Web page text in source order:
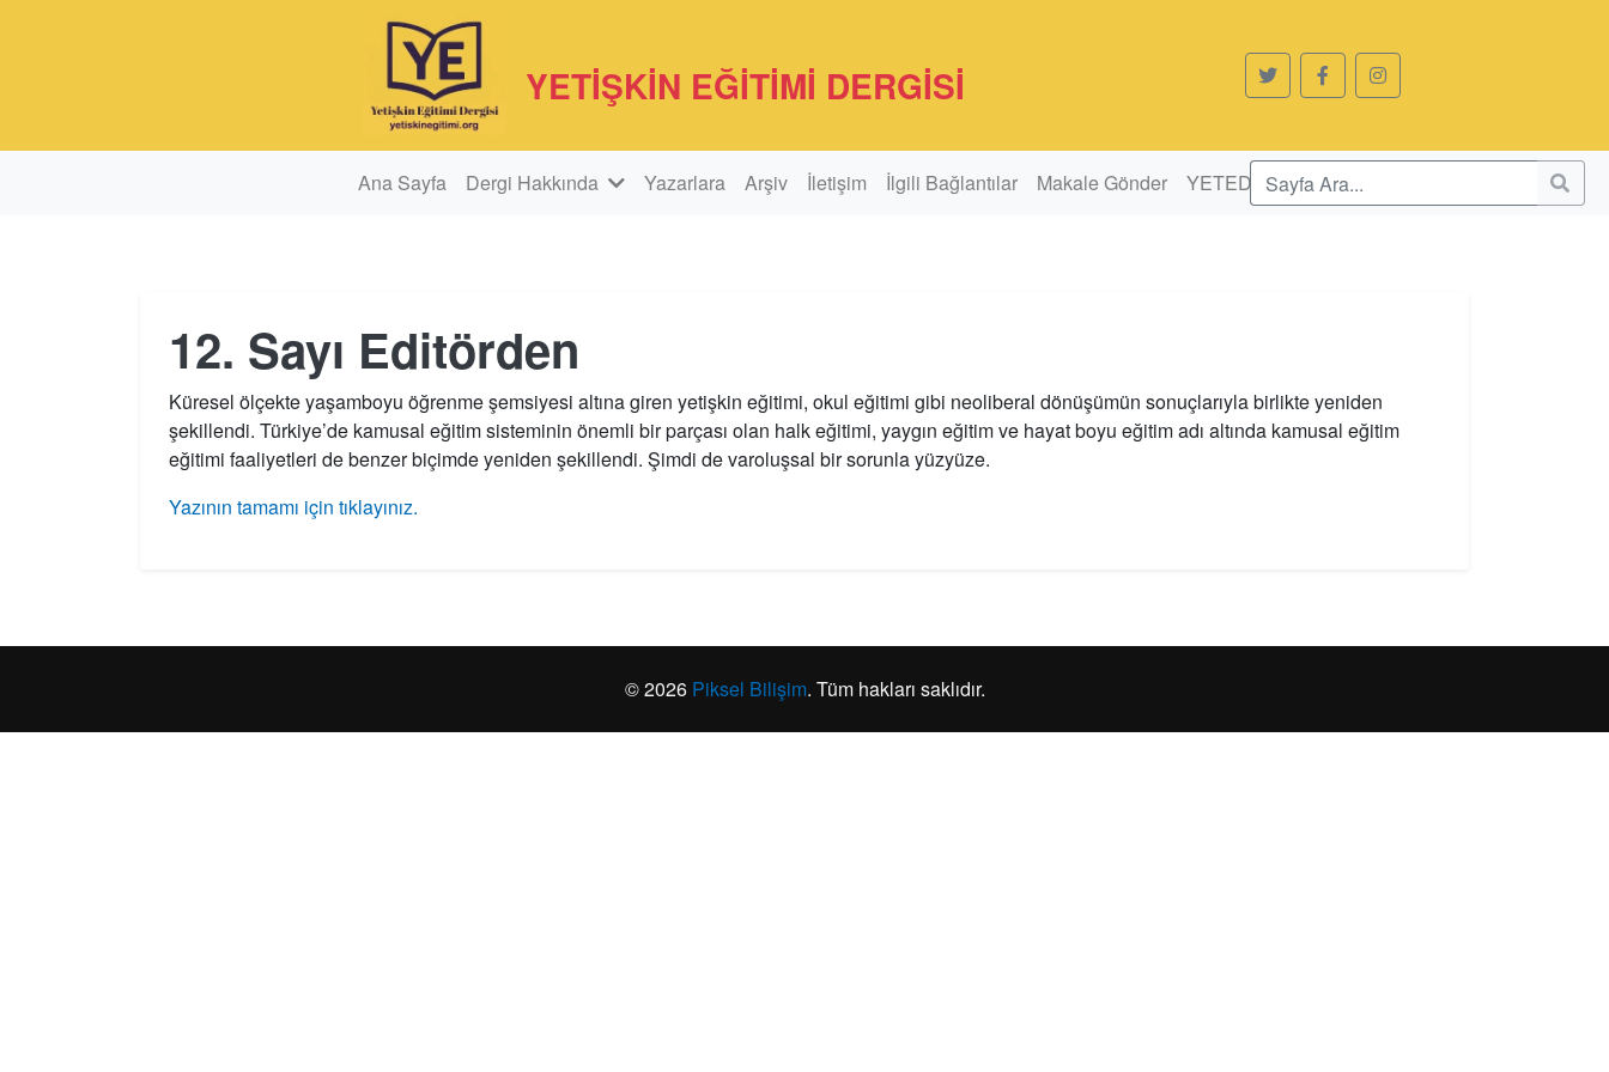
YETİŞKİN EĞİTİMİ DERGİSİ
Ana Sayfa Dergi Hakkında Yazarlara Arşiv İletişim İlgili Bağlantılar Makale Gönder YETED
12. Sayı Editörden
Küresel ölçekte yaşamboyu öğrenme şemsiyesi altına giren yetişkin eğitimi, okul eğitimi gibi neoliberal dönüşümün sonuçlarıyla birlikte yeniden
şekillendi. Türkiye’de kamusal eğitim sisteminin önemli bir parçası olan halk eğitimi, yaygın eğitim ve hayat boyu eğitim adı altında kamusal eğitim
eğitimi faaliyetleri de benzer biçimde yeniden şekillendi. Şimdi de varoluşsal bir sorunla yüzyüze.
Yazının tamamı için tıklayınız.
© 2026 Piksel Bilişim. Tüm hakları saklıdır.